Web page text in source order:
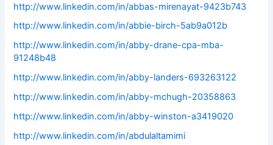
http://www.linkedin.com/in/abbas-mirenayat-9423b743
http://www.linkedin.com/in/abbie-birch-5ab9a012b
http://www.linkedin.com/in/abby-drane-cpa-mba-
91248b48
http://www.linkedin.com/in/abby-landers-693263122
http://www.linkedin.com/in/abby-mchugh-20358863
http://www.linkedin.com/in/abby-winston-a3419020
http://www.linkedin.com/in/abdulaltamimi